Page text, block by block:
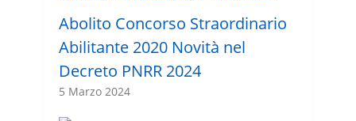
Abolito Concorso Straordinario
Abilitante 2020 Novità nel
Decreto PNRR 2024
5 Marzo 2024